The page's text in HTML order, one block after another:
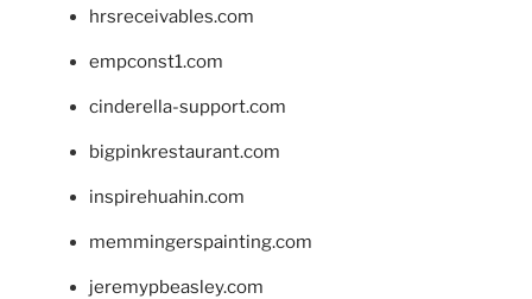
hrsreceivables.com
empconst1.com
cinderella-support.com
bigpinkrestaurant.com
inspirehuahin.com
memmingerspainting.com
jeremypbeasley.com